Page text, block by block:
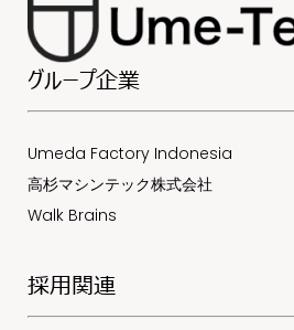
グループ企業
Umeda Factory Indonesia
高杉マシンテック株式会社
Walk Brains
採用関連